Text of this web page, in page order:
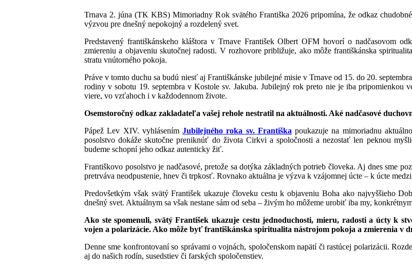
Trnava 2. júna (TK KBS) Mimoriadny Rok svätého Františka 2026 pripomína, že odkaz
výzvou pre dnešný nepokojný a rozdelený svet.
Predstavený františkánskeho kláštora v Trnave František Olbert OFM hovorí o nadčasovom
zmiereniu a objaveniu skutočnej radosti. V rozhovore približuje, ako môže františkánska
stratu vnútorného pokoja.
Práve v tomto duchu sa budú niesť aj Františkánske jubilejné misie v Trnave od 15. do 20.
rodiny v sobotu 19. septembra v Kostole sv. Jakuba. Jubilejný rok preto nie je iba pripomienkou
viere, vo vzťahoch i v každodennom živote.
Osemstoročný odkaz zakladateľa vašej rehole nestratil na aktuálnosti. Aké nadčasové
Pápež Lev XIV. vyhlásenímJubilejného roka sv. Františka poukazuje na mimoriadnu
posolstvo dokáže skutočne preniknúť do života Cirkvi a spoločnosti a nezostať len peknou
budeme schopní jeho odkaz autenticky žiť.
Františkovo posolstvo je nadčasové, pretože sa dotýka základných potrieb človeka. Aj dnes sme
pretrváva neodpustenie, hnev či trpkosť. Rovnako aktuálna je výzva k vzájomnej úcte – k úcte
Predovšetkým však svätý František ukazuje človeku cestu k objaveniu Boha ako najvyššieho
dnešný svet. Aktuálnym sa však nestane sám od seba – živým ho môžeme urobiť iba my,
Ako ste spomenuli, svätý František ukazuje cestu jednoduchosti, mieru, radosti a úcty k
vojen a polarizácie. Ako môže byť františkánska spiritualita nástrojom pokoja a zmierenia v
Denne sme konfrontovaní so správami o vojnách, spoločenskom napätí či rastúcej polarizácii.
aj do našich rodín, susedstiev či farských spoločenstiev.